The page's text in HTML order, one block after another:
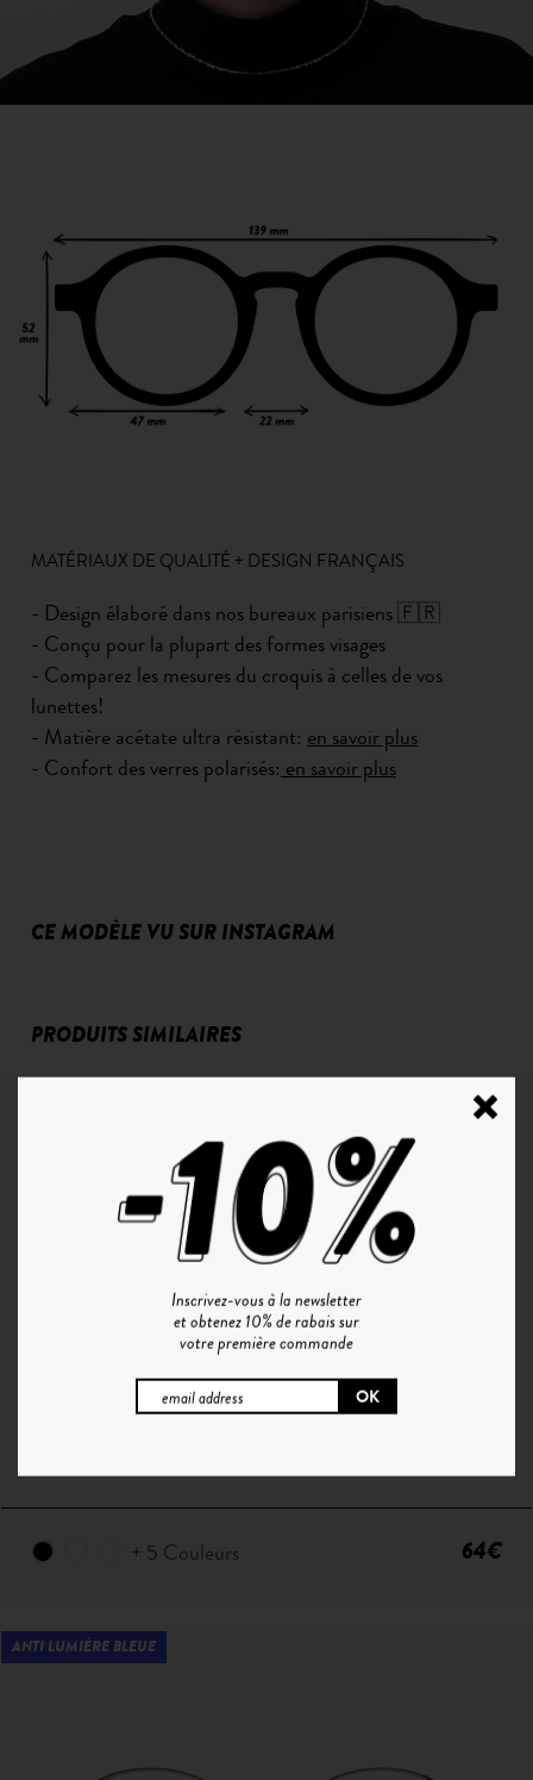
MATÉRIAUX DE QUALITÉ + DESIGN FRANÇAIS
- Design élaboré dans nos bureaux parisiens 🇫🇷
- Conçu pour la plupart des formes visages
- Comparez les mesures du croquis à celles de vos
lunettes!
- Matière acétate ultra résistant: en savoir plus
- Confort des verres polarisés: en savoir plus
CE MODÈLE VU SUR INSTAGRAM
PRODUITS SIMILAIRES
+ 5 Couleurs 64€
ANTI LUMIÈRE BLEUE
Inscrivez-vous à la newsletter
et obtenez 10% de rabais sur
votre première commande